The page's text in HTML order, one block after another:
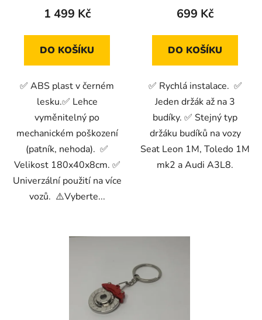
1 499 Kč
DO KOŠÍKU
✅ ABS plast v černém
lesku.✅ Lehce
vyměnitelný po
mechanickém poškození
(patník, nehoda). ✅
Velikost 180x40x8cm. ✅
Univerzální použití na více
vozů. ⚠️Vyberte...
699 Kč
DO KOŠÍKU
✅ Rychlá instalace. ✅
Jeden držák až na 3
budíky. ✅ Stejný typ
držáku budíků na vozy
Seat Leon 1M, Toledo 1M
mk2 a Audi A3L8.